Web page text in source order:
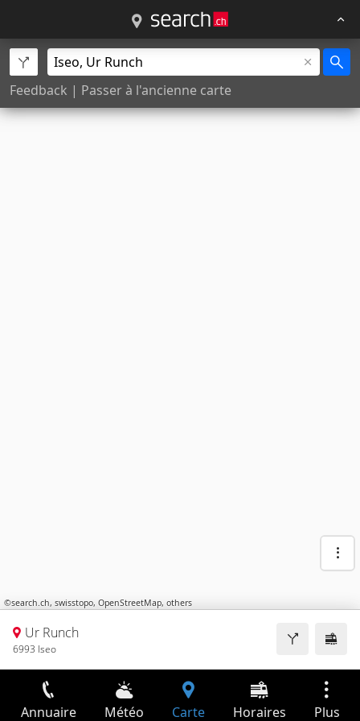
Feedback | Passer à l'ancienne carte
©search.ch, swisstopo, OpenStreetMap, others
Ur Runch
6993 Iseo
Annuaire Météo Carte Horaires Plus